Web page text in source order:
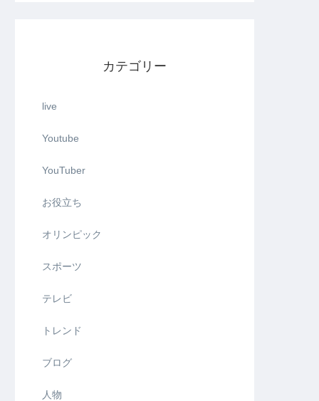
カテゴリー
live
Youtube
YouTuber
お役立ち
オリンピック
スポーツ
テレビ
トレンド
ブログ
人物